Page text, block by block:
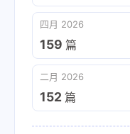
四月 2026
159 篇
二月 2026
152 篇